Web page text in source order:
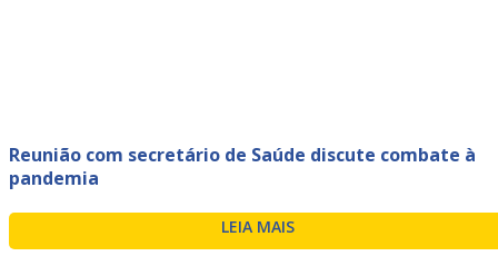
Reunião com secretário de Saúde discute combate à
pandemia
LEIA MAIS